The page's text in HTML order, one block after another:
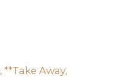
,**Take Away,